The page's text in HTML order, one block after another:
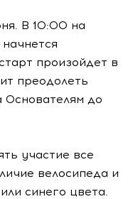
В 10:00 на
произойдет в
преодолеть
до
участие все
велосипеда и
синего цвета.